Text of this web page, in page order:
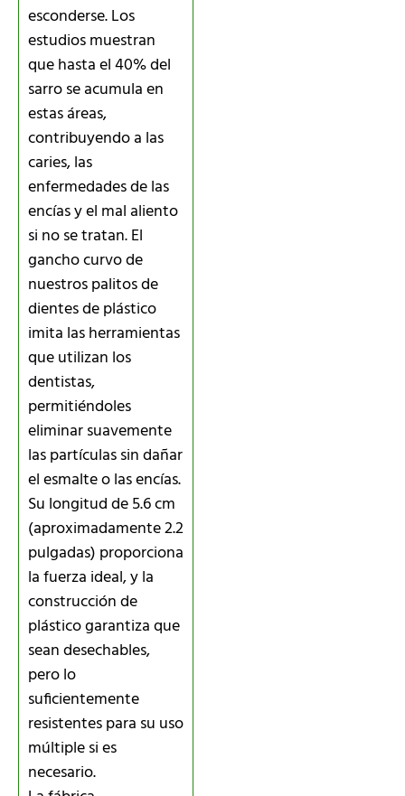
esconderse. Los
estudios muestran
que hasta el 40% del
sarro se acumula en
estas áreas,
contribuyendo a las
caries, las
enfermedades de las
encías y el mal aliento
si no se tratan. El
gancho curvo de
nuestros palitos de
dientes de plástico
imita las herramientas
que utilizan los
dentistas,
permitiéndoles
eliminar suavemente
las partículas sin dañar
el esmalte o las encías.
Su longitud de 5.6 cm
(aproximadamente 2.2
pulgadas) proporciona
la fuerza ideal, y la
construcción de
plástico garantiza que
sean desechables,
pero lo
suficientemente
resistentes para su uso
múltiple si es
necesario.